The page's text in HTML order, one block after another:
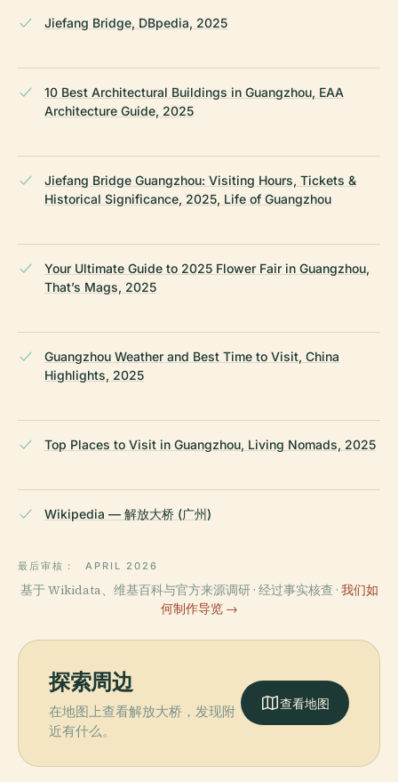
Jiefang Bridge, DBpedia, 2025
10 Best Architectural Buildings in Guangzhou, EAA
Architecture Guide, 2025
Jiefang Bridge Guangzhou: Visiting Hours, Tickets &
Historical Significance, 2025, Life of Guangzhou
Your Ultimate Guide to 2025 Flower Fair in Guangzhou,
That’s Mags, 2025
Guangzhou Weather and Best Time to Visit, China
Highlights, 2025
Top Places to Visit in Guangzhou, Living Nomads, 2025
Wikipedia — 解放大桥 (广州)
最后审核： APRIL 2026
基于 Wikidata、维基百科与官方来源调研 · 经过事实核查 · 我们如
何制作导览 →
探索周边
在地图上查看解放大桥，发现附
近有什么。
查看地图